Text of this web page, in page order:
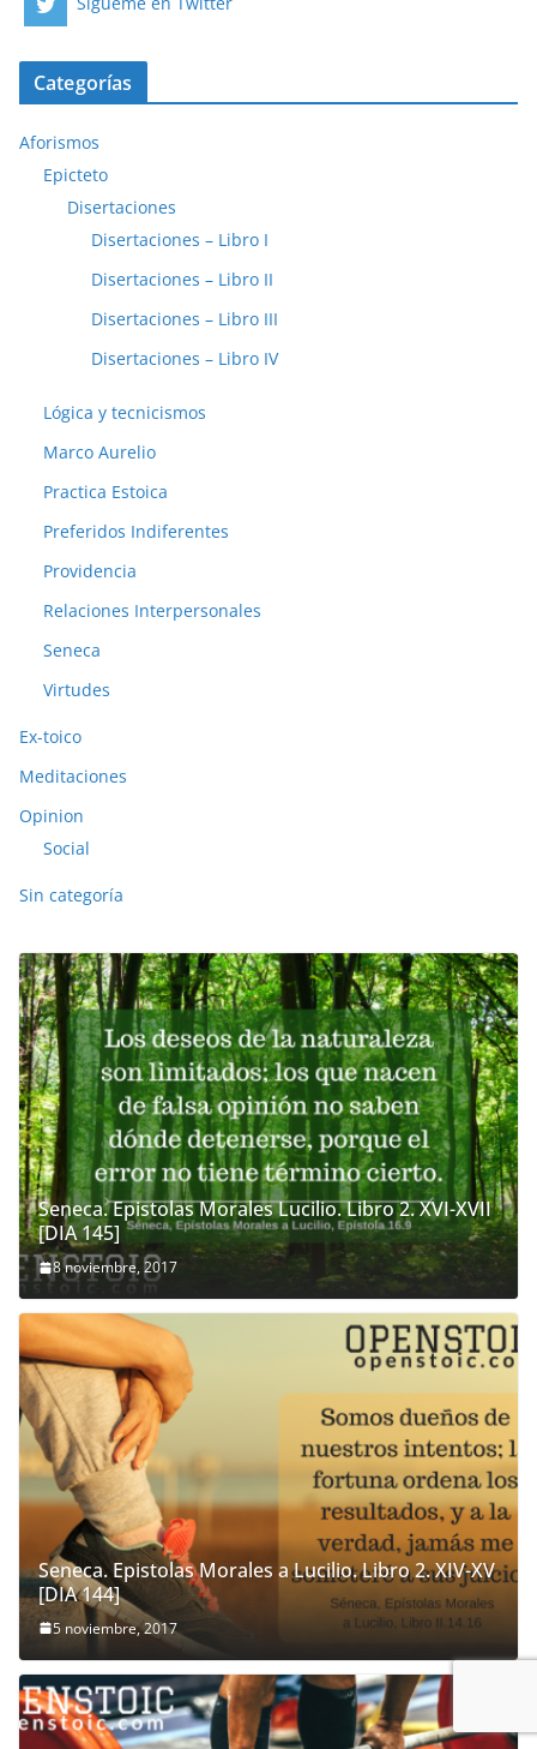
Categorías
Aforismos
Epicteto
Disertaciones
Disertaciones – Libro I
Disertaciones – Libro II
Disertaciones – Libro III
Disertaciones – Libro IV
Lógica y tecnicismos
Marco Aurelio
Practica Estoica
Preferidos Indiferentes
Providencia
Relaciones Interpersonales
Seneca
Virtudes
Ex-toico
Meditaciones
Opinion
Social
Sin categoría
Seneca. Epistolas Morales Lucilio. Libro 2. XVI-XVII
[DIA 145]
8 noviembre, 2017
Seneca. Epistolas Morales a Lucilio. Libro 2. XIV-XV
[DIA 144]
5 noviembre, 2017